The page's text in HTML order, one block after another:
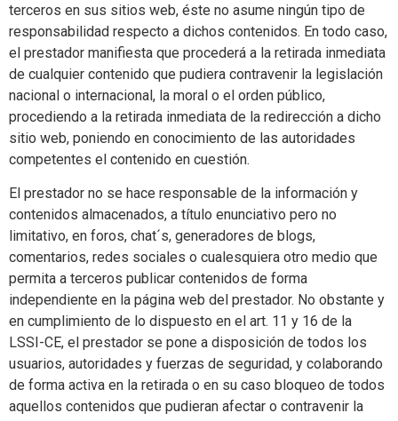
terceros en sus sitios web, éste no asume ningún tipo de
responsabilidad respecto a dichos contenidos. En todo caso,
el prestador manifiesta que procederá a la retirada inmediata
de cualquier contenido que pudiera contravenir la legislación
nacional o internacional, la moral o el orden público,
procediendo a la retirada inmediata de la redirección a dicho
sitio web, poniendo en conocimiento de las autoridades
competentes el contenido en cuestión.
El prestador no se hace responsable de la información y
contenidos almacenados, a título enunciativo pero no
limitativo, en foros, chat´s, generadores de blogs,
comentarios, redes sociales o cualesquiera otro medio que
permita a terceros publicar contenidos de forma
independiente en la página web del prestador. No obstante y
en cumplimiento de lo dispuesto en el art. 11 y 16 de la
LSSI-CE, el prestador se pone a disposición de todos los
usuarios, autoridades y fuerzas de seguridad, y colaborando
de forma activa en la retirada o en su caso bloqueo de todos
aquellos contenidos que pudieran afectar o contravenir la